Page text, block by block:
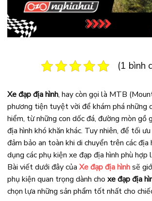
(1 bình
Xe đạp địa hình, hay còn gọi là MTB
phương tiện tuyệt vời để khám phá những
hiểm, từ những con dốc đá, đường mòn gồ
địa hình khó khăn khác. Tuy nhiên, để tối
đảm bảo an toàn khi di chuyển trên các địa
dụng các phụ kiện xe đạp địa hình phù hợp
Bài viết dưới đây của Xe đạp địa hìnhsẽ
phụ kiện quan trọng dành cho xe đạp địa
chọn lựa những sản phẩm tốt nhất cho